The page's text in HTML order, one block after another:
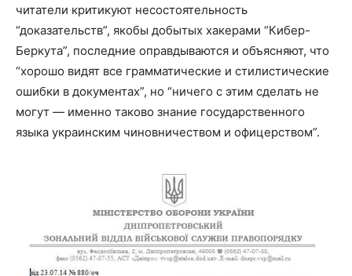
читатели критикуют несостоятельность
“доказательств”, якобы добытых хакерами “Кибер-
Беркута”, последние оправдываются и объясняют, что
“хорошо видят все грамматические и стилистические
ошибки в документах”, но “ничего с этим сделать не
могут — именно таково знание государственного
языка украинским чиновничеством и офицерством”.